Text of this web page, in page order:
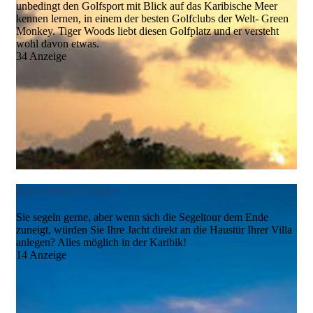
unbedingt den Golfsport mit Blick auf das Karibische Meer
kennen lernen, in einem der besten Golfclubs der Welt- Green
Monkey. Tiger Woods liebt diesen Golfplatz und er versteht
wohl davon etwas.
34 Anzeige
Sie segeln gerne, aber wenn sich die Segeltour dem Ende
zuneigt, würden Sie Ihre Jacht direkt an die Haustür Ihrer Villa
anlegen? Alles möglich in der Karibik!
14 Anzeige